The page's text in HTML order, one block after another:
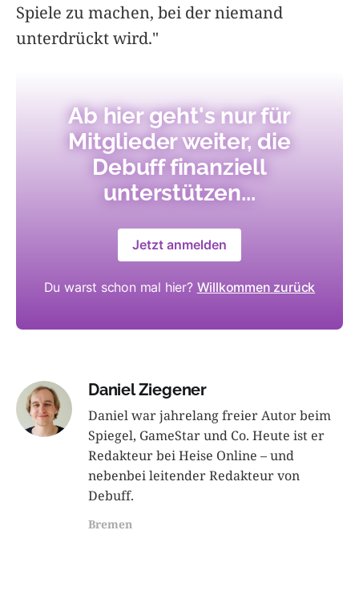
Spiele zu machen, bei der niemand
unterdrückt wird."
Ab hier geht's nur für
Mitglieder weiter, die
Debuff finanziell
unterstützen...
Jetzt anmelden
Du warst schon mal hier? Willkommen zurück
Daniel Ziegener
Daniel war jahrelang freier Autor beim
Spiegel, GameStar und Co. Heute ist er
Redakteur bei Heise Online – und
nebenbei leitender Redakteur von
Debuff.
Bremen